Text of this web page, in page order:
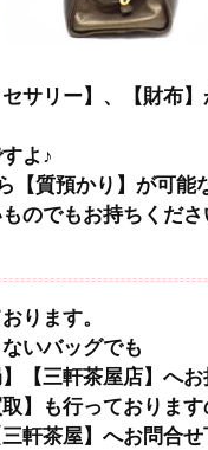
サリー】、【財布
よ♪
【質預かり】が可能
のでもお持ちくだ
ります。
いバッグでも
【三軒茶屋店】へお
】も行っております
軒茶屋】へお問合